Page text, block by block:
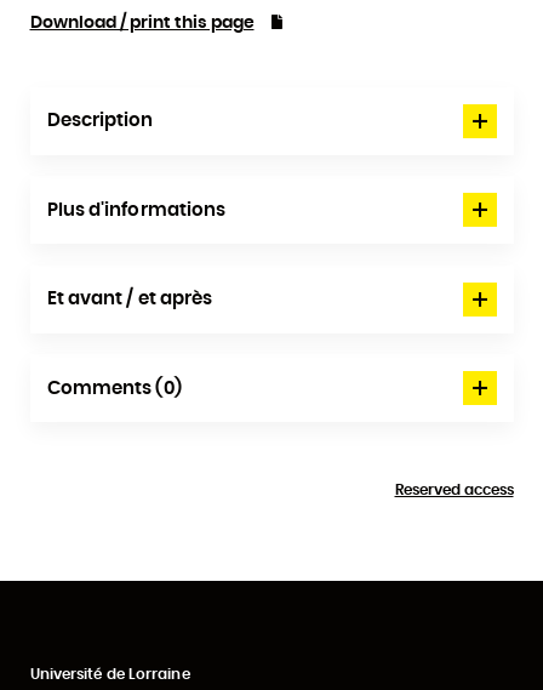
Download / print this page
Description
Plus d'informations
Et avant / et après
Comments (0)
Reserved access
Université de Lorraine